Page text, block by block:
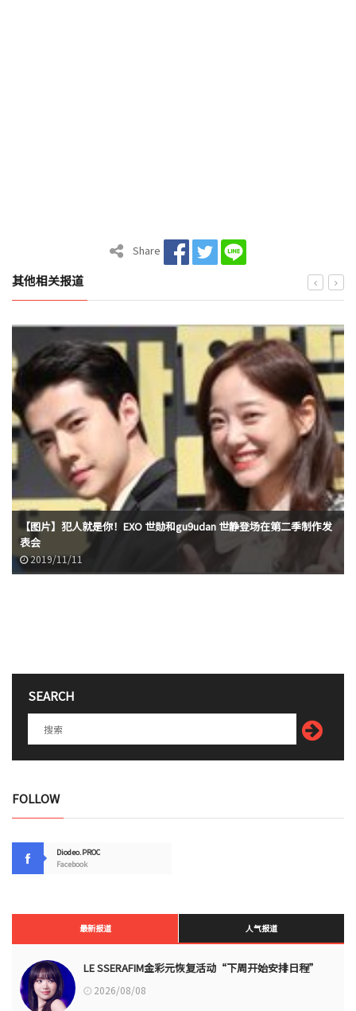
Share
其他相关报道
【图片】犯人就是你！EXO 世勋和gu9udan 世静登场在第二季制作发
表会
2019/11/11
SEARCH
FOLLOW
Diodeo.PROC
Facebook
最新报道 人气报道
LE SSERAFIM金彩元恢复活动“下周开始安排日程”
2026/08/08